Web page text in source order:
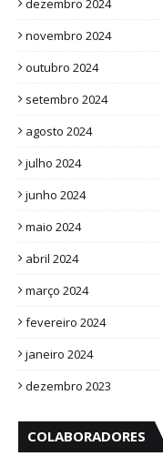
dezembro 2024
novembro 2024
outubro 2024
setembro 2024
agosto 2024
julho 2024
junho 2024
maio 2024
abril 2024
março 2024
fevereiro 2024
janeiro 2024
dezembro 2023
COLABORADORES